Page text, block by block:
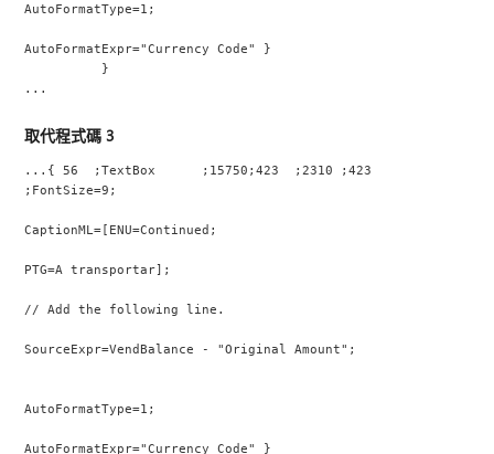
AutoFormatType=1;
AutoFormatExpr="Currency Code" }
          }
...
取代程式碼 3
...{ 56  ;TextBox      ;15750;423  ;2310 ;423
;FontSize=9;
CaptionML=[ENU=Continued;
PTG=A transportar];
// Add the following line.
SourceExpr=VendBalance - "Original Amount";
AutoFormatType=1;
AutoFormatExpr="Currency Code" }